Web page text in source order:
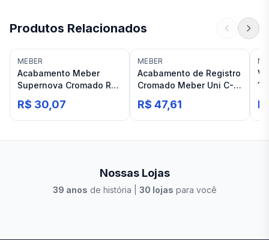
Produtos Relacionados
MEBER
Acabamento Meber
Supernova Cromado Reg
C21
R$ 30,07
MEBER
Acabamento de Registro
Cromado Meber Uni C-
18 3/4 Meber/Deca
R$ 47,61
Nossas Lojas
39 anos de história | 30 lojas para você